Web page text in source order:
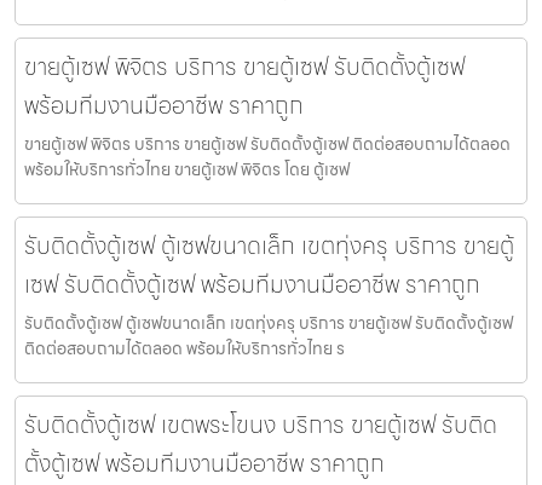
ขายตู้เซฟ พิจิตร บริการ ขายตู้เซฟ รับติดตั้งตู้เซฟ
พร้อมทีมงานมืออาชีพ ราคาถูก
ขายตู้เซฟ พิจิตร บริการ ขายตู้เซฟ รับติดตั้งตู้เซฟ ติดต่อสอบถามได้ตลอด
พร้อมให้บริการทั่วไทย ขายตู้เซฟ พิจิตร โดย ตู้เซฟ
รับติดตั้งตู้เซฟ ตู้เซฟขนาดเล็ก เขตทุ่งครุ บริการ ขายตู้
เซฟ รับติดตั้งตู้เซฟ พร้อมทีมงานมืออาชีพ ราคาถูก
รับติดตั้งตู้เซฟ ตู้เซฟขนาดเล็ก เขตทุ่งครุ บริการ ขายตู้เซฟ รับติดตั้งตู้เซฟ
ติดต่อสอบถามได้ตลอด พร้อมให้บริการทั่วไทย ร
รับติดตั้งตู้เซฟ เขตพระโขนง บริการ ขายตู้เซฟ รับติด
ตั้งตู้เซฟ พร้อมทีมงานมืออาชีพ ราคาถูก